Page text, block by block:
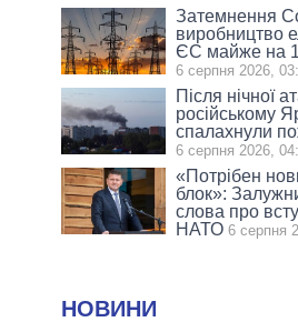
Затемнення
виробництво
ЄС майже на
6 серпня 2026,
Після нічної
російському
спалахнули
6 серпня 2026,
«Потрібен
блок»:
слова про
НАТО 6 серпня
НОВИНИ